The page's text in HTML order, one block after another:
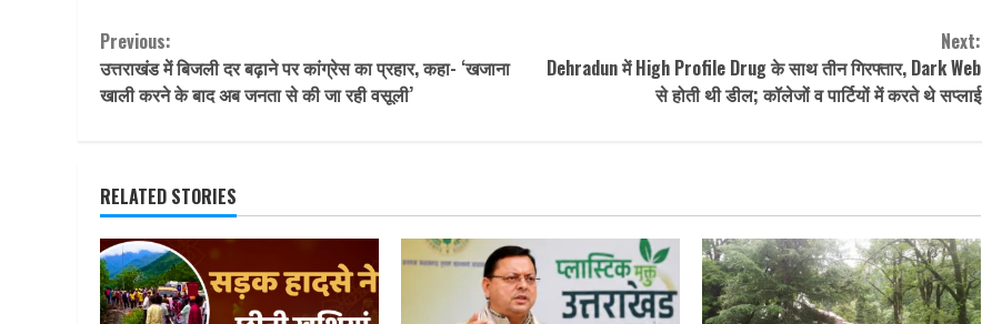
Continue
Reading
Previous:
उत्तराखंड में बिजली दर बढ़ाने पर कांग्रेस का प्रहार, कहा- ‘खजाना
खाली करने के बाद अब जनता से की जा रही वसूली’
Next:
Dehradun में High Profile Drug के साथ तीन गिरफ्तार, Dark Web
से होती थी डील; कॉलेजों व पार्टियों में करते थे सप्‍लाई
RELATED STORIES